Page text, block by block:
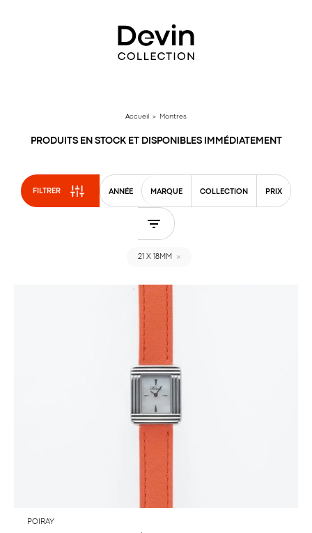
Accueil > Montres
PRODUITS EN STOCK ET DISPONIBLES IMMÉDIATEMENT
FILTRER ANNÉE MARQUE COLLECTION PRIX
21 X 18MM
POIRAY